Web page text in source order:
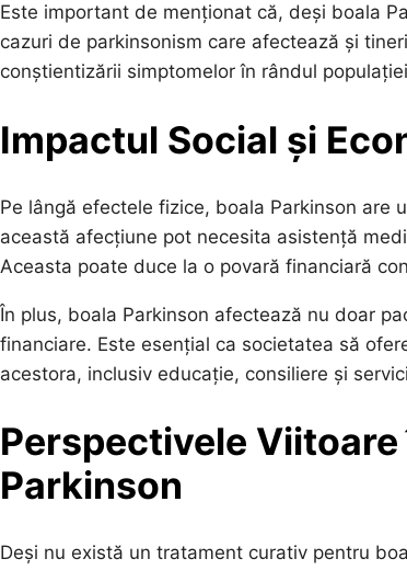
Este important de menționat că, deși boala
cazuri de parkinsonism care afectează și
conștientizării simptomelor în rândul
Impactul Social și
Pe lângă efectele fizice, boala Parkinson are
această afecțiune pot necesita asistență
Aceasta poate duce la o povară financiară
În plus, boala Parkinson afectează nu doar
financiare. Este esențial ca societatea să
acestora, inclusiv educație, consiliere și
Perspectivele
Parkinson
Deși nu există un tratament curativ pentru